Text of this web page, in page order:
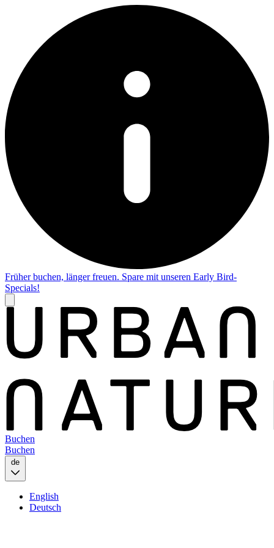
Früher buchen, länger freuen. Spare mit unseren Early Bird-
Specials!
Buchen
Buchen
de
English
Deutsch